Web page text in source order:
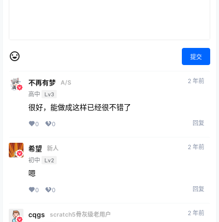
提交
不再有梦
A/S
高中
Lv3
2 年前
很好，能做成这样已经很不错了
0 0 回复
希望
新人
初中
Lv2
2 年前
嗯
0 0 回复
cqgs
scratch5骨灰级老用户
2 年前